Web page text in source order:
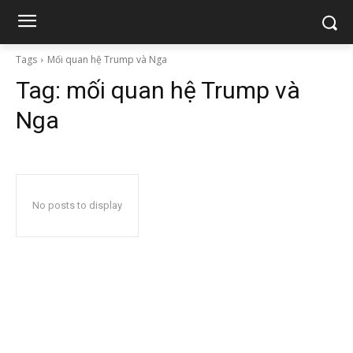
Tags Mối quan hệ Trump và Nga
Tag: mối quan hệ Trump và
Nga
No posts to display